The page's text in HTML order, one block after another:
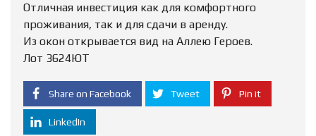
Отличная инвестиция как для комфортного
проживания, так и для сдачи в аренду.
Из окон открывается вид на Аллею Героев.
Лот 3624ЮТ
Share on Facebook Tweet Pin it
LinkedIn